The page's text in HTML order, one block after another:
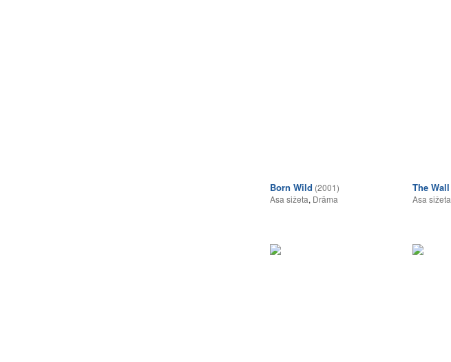
Born Wild (2001)
Asa sižeta, Drāma
The Wall
Asa sižeta